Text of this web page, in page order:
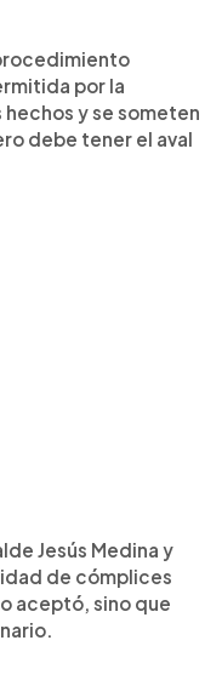
por la
y se someten
debe tener el aval
Jesús Medina y
de cómplices
aceptó, sino que